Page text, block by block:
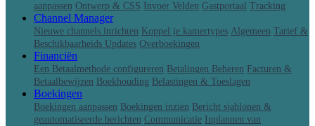
aanpassen Ontwerp & CSS Invoer Velden Gastportaal Tracking
Channel Manager
Nieuwe channels inrichten Koppel je kamertypes Algemeen Tarief &
Beschikbaarheids Updates Overboekingen
Financiën
Een Betaalmethode configureren Betalingen Beheren Facturen &
Betaalbewijzen Boekhouding Belastingen & Toeslagen
Boekingen
Boekingen aanpassen Boekingen inzien Bericht sjablonen &
geautomatiseerde berichten Communicatie Inplannen van